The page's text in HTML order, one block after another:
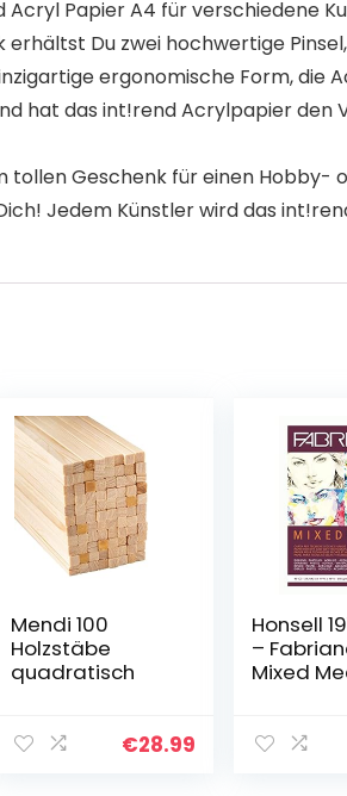
Papier A4 für verschiedene
erhältst Du zwei hochwertige
ergonomische Form, die
hat das int!rend Acrylpapier den
tollen Geschenk für einen
Jedem Künstler wird das
Mendi 100
Holzstäbe
quadratisch
€28.99
Honsell
–
Mixed
Blatt 250